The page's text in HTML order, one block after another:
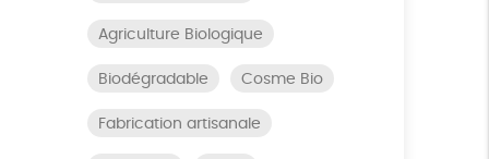
Agriculture Biologique
Biodégradable Cosme Bio
Fabrication artisanale